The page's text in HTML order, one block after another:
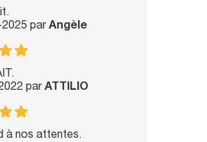
parAngèle
parATTILIO
à nos attentes.